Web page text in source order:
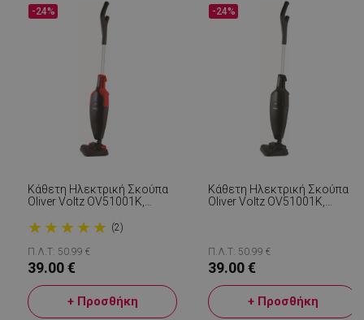
Κάθετη Ηλεκτρική Σκούπα
Oliver Voltz OV51001K,
2L , Σκουπάκι Χειρός ,
★ ★ ★ ★ ★ (2)
-24%
Π.Λ.Τ: 50.99 €
39.00 €
+ Προσθήκη
Κάθετη Ηλεκτρική Σκούπα
Оliver Voltz OV51001K,
-24%
Π.Λ.Τ: 50.99 €
39.00 €
+ Προσθήκη